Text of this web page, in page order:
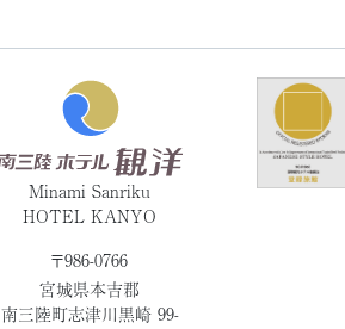
Minami Sanriku
HOTEL KANYO
〒986-0766
宮城県本吉郡
南三陸町志津川黒崎 99-